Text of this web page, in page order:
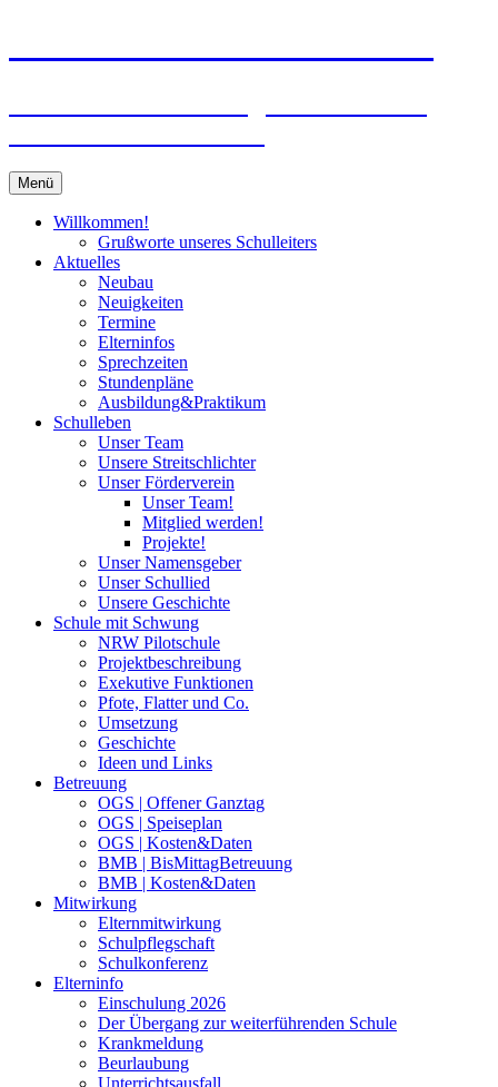
Menü
Willkommen!
Grußworte unseres Schulleiters
Aktuelles
Neubau
Neuigkeiten
Termine
Elterninfos
Sprechzeiten
Stundenpläne
Ausbildung&Praktikum
Schulleben
Unser Team
Unsere Streitschlichter
Unser Förderverein
Unser Team!
Mitglied werden!
Projekte!
Unser Namensgeber
Unser Schullied
Unsere Geschichte
Schule mit Schwung
NRW Pilotschule
Projektbeschreibung
Exekutive Funktionen
Pfote, Flatter und Co.
Umsetzung
Geschichte
Ideen und Links
Betreuung
OGS | Offener Ganztag
OGS | Speiseplan
OGS | Kosten&Daten
BMB | BisMittagBetreuung
BMB | Kosten&Daten
Mitwirkung
Elternmitwirkung
Schulpflegschaft
Schulkonferenz
Elterninfo
Einschulung 2026
Der Übergang zur weiterführenden Schule
Krankmeldung
Beurlaubung
Unterrichtsausfall